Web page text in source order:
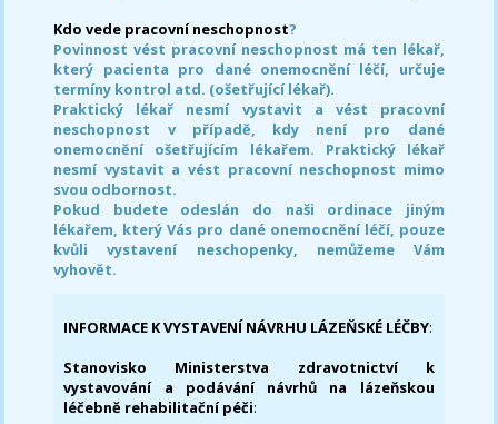
Kdo vede pracovní neschopnost?
Povinnost vést pracovní neschopnost má ten lékař,
který pacienta pro dané onemocnění léčí, určuje
termíny kontrol atd. (ošetřující lékař).
Praktický lékař nesmí vystavit a vést pracovní
neschopnost v případě, kdy není pro dané
onemocnění ošetřujícím lékařem. Praktický lékař
nesmí vystavit a vést pracovní neschopnost mimo
svou odbornost.
Pokud budete odeslán do naši ordinace jiným
lékařem, který Vás pro dané onemocnění léčí, pouze
kvůli vystavení neschopenky, nemůžeme Vám
vyhovět.
INFORMACE K VYSTAVENÍ NÁVRHU LÁZEŇSKÉ LÉČBY:
Stanovisko Ministerstva zdravotnictví k
vystavování a podávání návrhů na lázeňskou
léčebně rehabilitační péči: